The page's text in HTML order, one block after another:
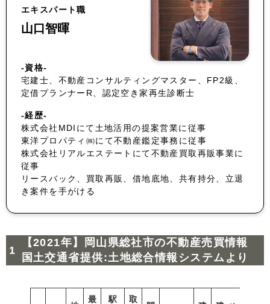
エキスパート職
山口智暉
-資格-
宅建士、不動産コンサルティングマスター、FP2級、
定借プランナーR、認定空き家再生診断士
-経歴-
株式会社MDIにて土地活用の提案営業に従事
東洋プロパティ㈱にて不動産鑑定事務に従事
株式会社リアルエステートにて不動産買取再販事業に
従事
リースバック、買取再販、借地底地、共有持分、立退
き案件を手がける
【2021年】岡山県総社市の不動産売買情報
国土交通省提供:土地総合情報システムより
最
駅
取